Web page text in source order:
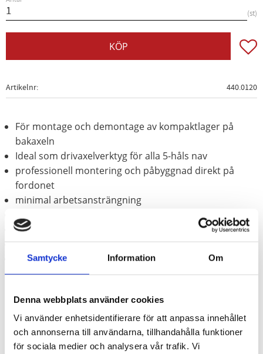
Samtycke Information Om
Denna webbplats använder cookies
Vi använder enhetsidentifierare för att anpassa innehållet
och annonserna till användarna, tillhandahålla funktioner
för sociala medier och analysera vår trafik. Vi
st
KÖP
Artikelnr 440.0120
För montage och demontage av kompaktlager på
bakaxeln
Ideal som drivaxelverktyg för alla 5-håls nav
professionell montering och påbyggnad direkt på
fordonet
minimal arbetsansträngning
Inga skador på ABS-givaren
För alla transporter
Speciellt-verktygsstål
Användningsområden: Citroën Jumper.
oxer.
Ford Transit